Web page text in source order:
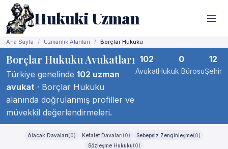
Hukuki Uzman
Ana Sayfa Uzmanlık Alanları Borçlar Hukuku
Borçlar Hukuku Avukatları
Türkiye genelinde 102 uzman
avukat · Borçlar Hukuku
alanında doğrulanmış profiller ve
müvekkil değerlendirmeleri.
102
Avukat
0
Hukuk Bürosu
12
Şehir
Alacak Davaları(0) Kefalet Davaları(0) Sebepsiz Zenginleşme(0)
Sözleşme Hukuku(0)